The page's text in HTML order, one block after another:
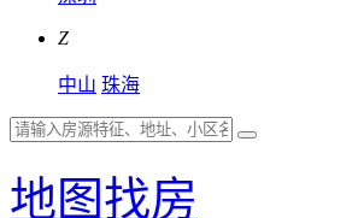
Z
中山 珠海
地图找房